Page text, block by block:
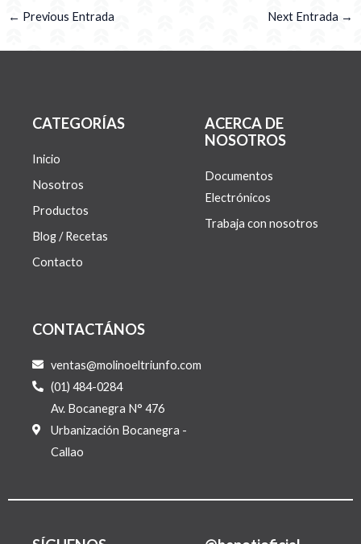
← Previous Entrada Next Entrada →
CATEGORÍAS
Inicio
Nosotros
Productos
Blog / Recetas
Contacto
ACERCA DE
NOSOTROS
Documentos
Electrónicos
Trabaja con nosotros
CONTACTÁNOS
ventas@molinoeltriunfo.com
(01) 484-0284
Av. Bocanegra N° 476
Urbanización Bocanegra -
Callao